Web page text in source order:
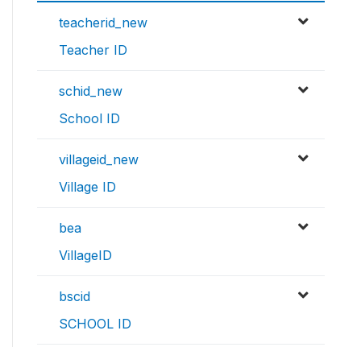
teacherid_new
Teacher ID
schid_new
School ID
villageid_new
Village ID
bea
VillageID
bscid
SCHOOL ID